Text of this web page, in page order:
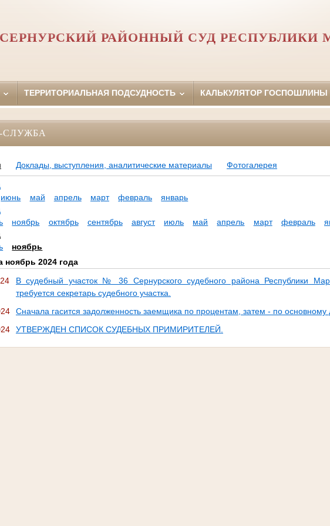
СЕРНУРСКИЙ РАЙОННЫЙ СУД РЕСПУБЛИКИ
ТЕРРИТОРИАЛЬНАЯ ПОДСУДНОСТЬ КАЛЬКУЛЯТОР ГОСПОШЛИНЫ
СЛУЖБА
Доклады, выступления, аналитические материалы Фотогалерея
июнь май апрель март февраль
январь
ноябрь октябрь сентябрь август июль май апрель март февраль
ноябрь
ноябрь 2024 года
В судебный участок № 36 Сернурского судебного района Республики
требуется секретарь судебного участка.
Сначала гасится задолженность заемщика по процентам, затем - по основному
УТВЕРЖДЕН СПИСОК СУДЕБНЫХ ПРИМИРИТЕЛЕЙ.